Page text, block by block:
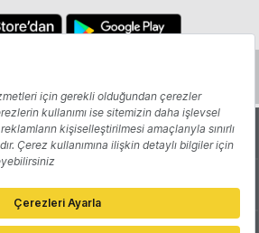
Yazarlar
Reklam